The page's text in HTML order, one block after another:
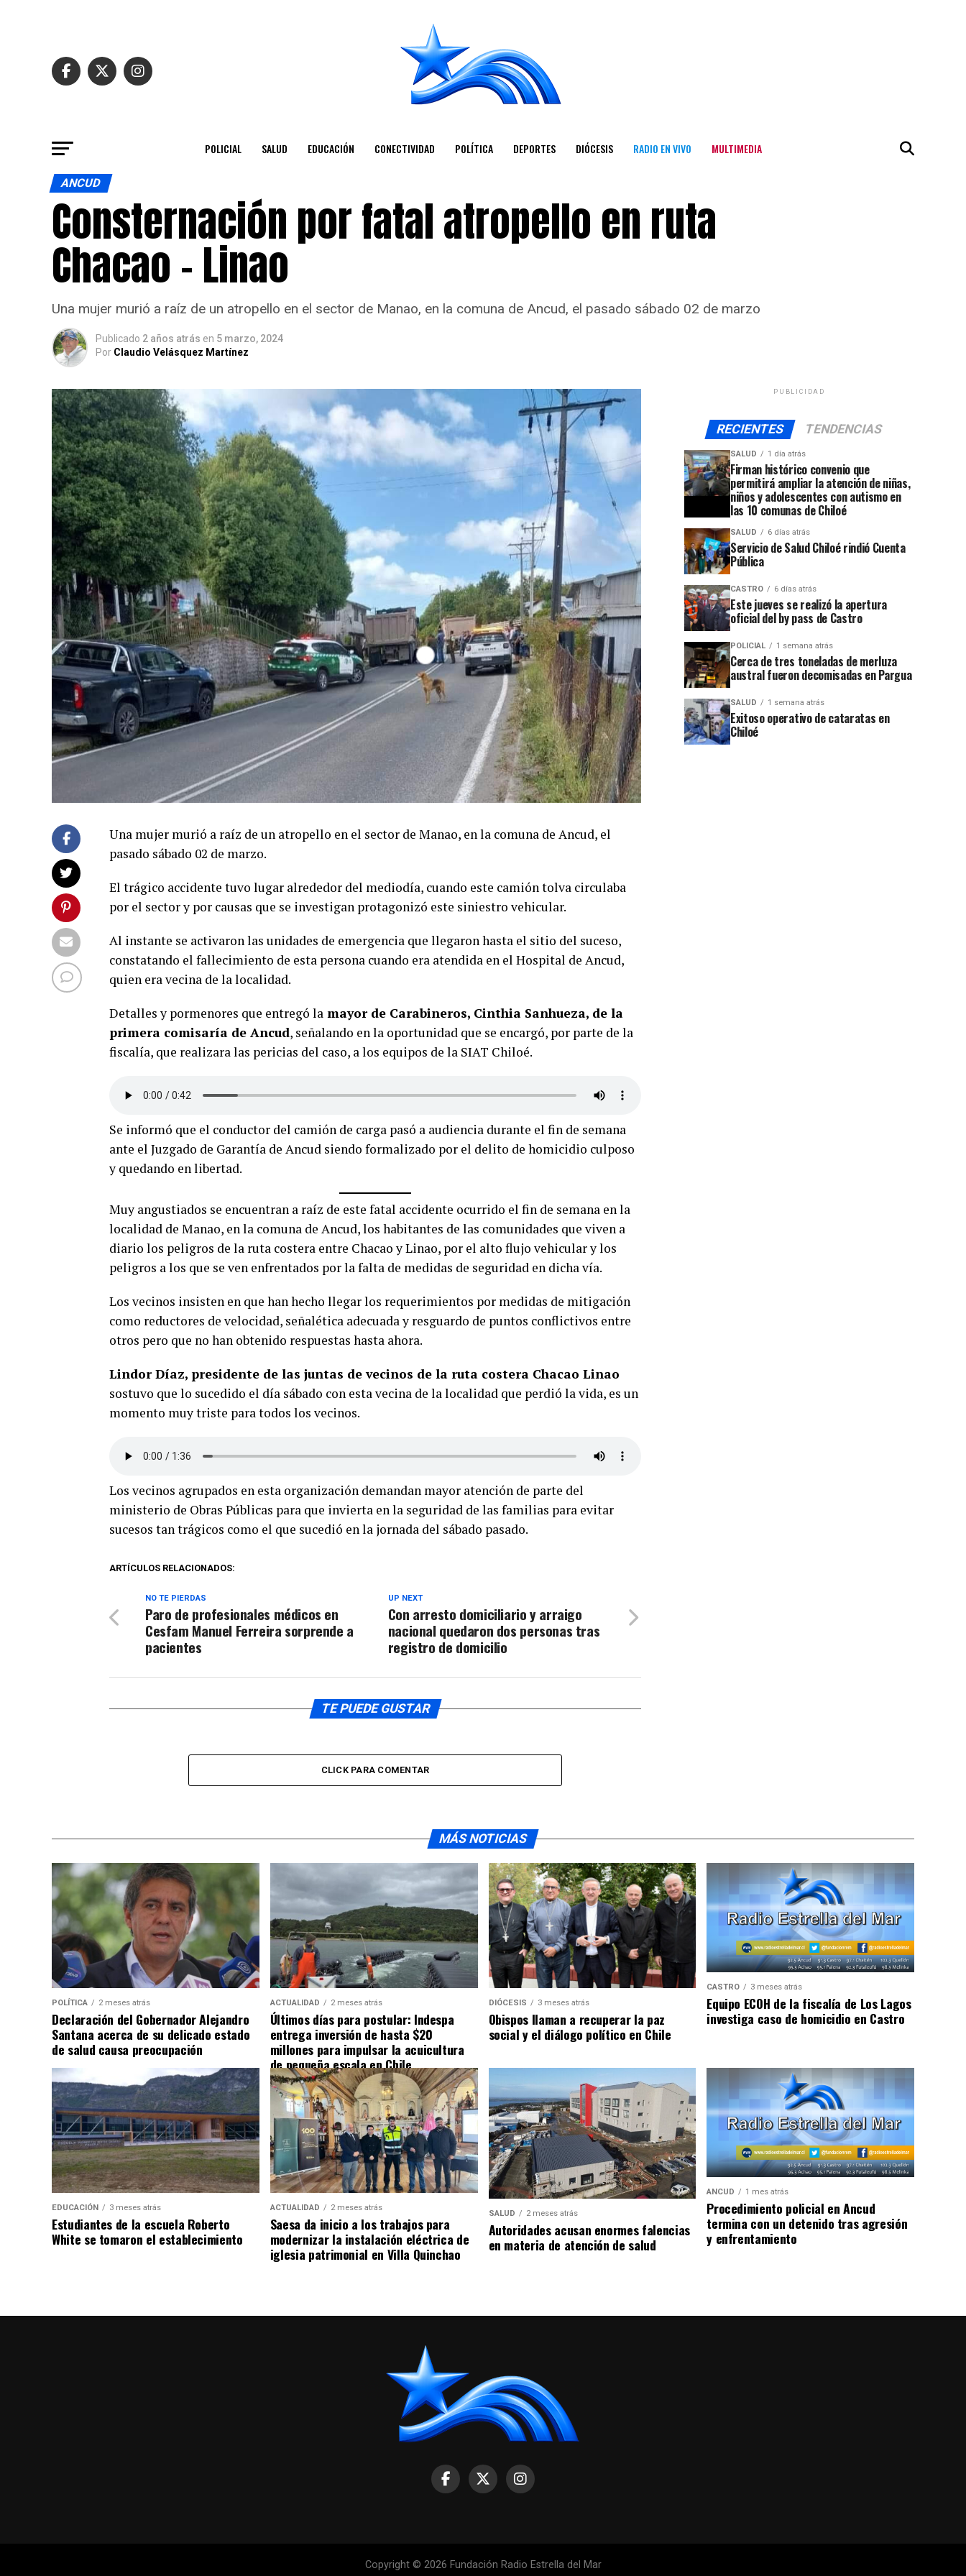
POLICIAL SALUD EDUCACIÓN CONECTIVIDAD POLÍTICA DEPORTES DIÓCESIS RADIO EN VIVO MULTIMEDIA
ANCUD
Consternación por fatal atropello en ruta
Chacao – Linao
Una mujer murió a raíz de un atropello en el sector de Manao, en la comuna de Ancud, el pasado sábado 02 de marzo
Publicado 2 años atrás en 5 marzo, 2024
Por Claudio Velásquez Martínez
Una mujer murió a raíz de un atropello en el sector de Manao, en la comuna de Ancud, el
pasado sábado 02 de marzo.
El trágico accidente tuvo lugar alrededor del mediodía, cuando este camión tolva circulaba
por el sector y por causas que se investigan protagonizó este siniestro vehicular.
Al instante se activaron las unidades de emergencia que llegaron hasta el sitio del suceso,
constatando el fallecimiento de esta persona cuando era atendida en el Hospital de Ancud,
quien era vecina de la localidad.
Detalles y pormenores que entregó la mayor de Carabineros, Cinthia Sanhueza, de la
primera comisaría de Ancud, señalando en la oportunidad que se encargó, por parte de la
fiscalía, que realizara las pericias del caso, a los equipos de la SIAT Chiloé.
Se informó que el conductor del camión de carga pasó a audiencia durante el fin de semana
ante el Juzgado de Garantía de Ancud siendo formalizado por el delito de homicidio culposo
y quedando en libertad.
Muy angustiados se encuentran a raíz de este fatal accidente ocurrido el fin de semana en la
localidad de Manao, en la comuna de Ancud, los habitantes de las comunidades que viven a
diario los peligros de la ruta costera entre Chacao y Linao, por el alto flujo vehicular y los
peligros a los que se ven enfrentados por la falta de medidas de seguridad en dicha vía.
Los vecinos insisten en que han hecho llegar los requerimientos por medidas de mitigación
como reductores de velocidad, señalética adecuada y resguardo de puntos conflictivos entre
otros pero que no han obtenido respuestas hasta ahora.
Lindor Díaz, presidente de las juntas de vecinos de la ruta costera Chacao Linao
sostuvo que lo sucedido el día sábado con esta vecina de la localidad que perdió la vida, es un
momento muy triste para todos los vecinos.
Los vecinos agrupados en esta organización demandan mayor atención de parte del
ministerio de Obras Públicas para que invierta en la seguridad de las familias para evitar
sucesos tan trágicos como el que sucedió en la jornada del sábado pasado.
ARTÍCULOS RELACIONADOS:
UP NEXT
Con arresto domiciliario y arraigo
nacional quedaron dos personas tras
registro de domicilio
NO TE PIERDAS
Paro de profesionales médicos en
Cesfam Manuel Ferreira sorprende a
pacientes
TE PUEDE GUSTAR
CLICK PARA COMENTAR
PUBLICIDAD
RECIENTES TENDENCIAS
SALUD 1 día atrás
Firman histórico convenio que
permitirá ampliar la atención de niñas,
niños y adolescentes con autismo en
las 10 comunas de Chiloé
SALUD 6 días atrás
Servicio de Salud Chiloé rindió Cuenta
Pública
CASTRO 6 días atrás
Este jueves se realizó la apertura
oficial del by pass de Castro
POLICIAL 1 semana atrás
Cerca de tres toneladas de merluza
austral fueron decomisadas en Pargua
SALUD 1 semana atrás
Exitoso operativo de cataratas en
Chiloé
MÁS NOTICIAS
POLÍTICA 2 meses atrás
Declaración del Gobernador Alejandro
Santana acerca de su delicado estado
de salud causa preocupación
ACTUALIDAD 2 meses atrás
Últimos días para postular: Indespa
entrega inversión de hasta $20
millones para impulsar la acuicultura
de pequeña escala en Chile
DIÓCESIS 3 meses atrás
Obispos llaman a recuperar la paz
social y el diálogo político en Chile
CASTRO 3 meses atrás
Equipo ECOH de la fiscalía de Los Lagos
investiga caso de homicidio en Castro
EDUCACIÓN 3 meses atrás
Estudiantes de la escuela Roberto
White se tomaron el establecimiento
ACTUALIDAD 2 meses atrás
Saesa da inicio a los trabajos para
modernizar la instalación eléctrica de
iglesia patrimonial en Villa Quinchao
SALUD 2 meses atrás
Autoridades acusan enormes falencias
en materia de atención de salud
ANCUD 1 mes atrás
Procedimiento policial en Ancud
termina con un detenido tras agresión
y enfrentamiento
Copyright © 2026 Fundación Radio Estrella del Mar